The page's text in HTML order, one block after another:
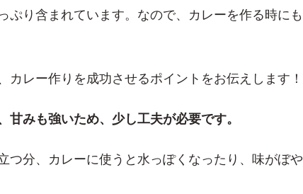
ぷり含まれています。なので、カレーを作る時にも
レー作りを成功させるポイントをお伝えします！
みも強いため、少し工夫が必要です。
つ分、カレーに使うと水っぽくなったり、味がぼや